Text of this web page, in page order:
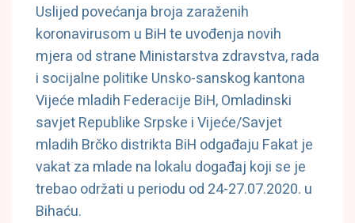
Uslijed povećanja broja zaraženih
koronavirusom u BiH te uvođenja novih
mjera od strane Ministarstva zdravstva, rada
i socijalne politike Unsko-sanskog kantona
Vijeće mladih Federacije BiH, Omladinski
savjet Republike Srpske i Vijeće/Savjet
mladih Brčko distrikta BiH odgađaju Fakat je
vakat za mlade na lokalu događaj koji se je
trebao održati u periodu od 24-27.07.2020. u
Bihaću.